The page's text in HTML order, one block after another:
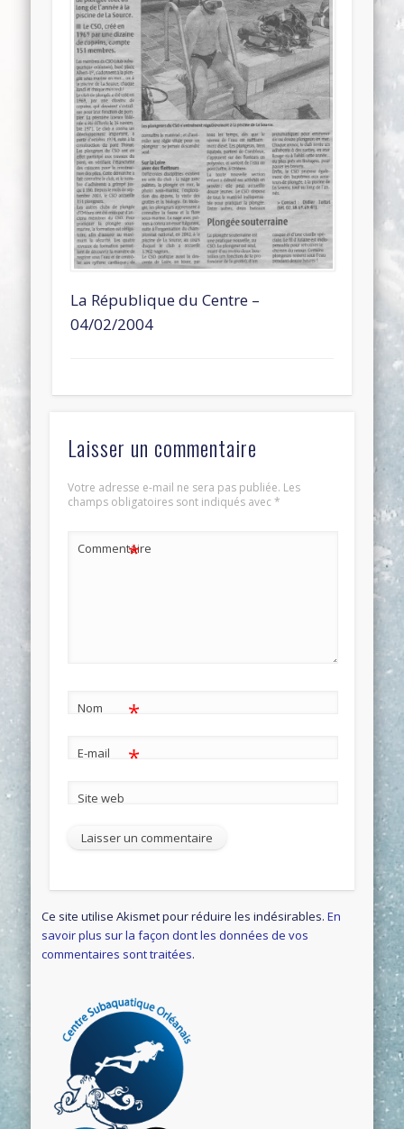
La République du Centre –
04/02/2004
Laisser un commentaire
Votre adresse e-mail ne sera pas publiée. Les
champs obligatoires sont indiqués avec*
Commentaire
*
Nom *
E-mail *
Site web
Ce site utilise Akismet pour réduire les indésirables.En
savoir plus sur la façon dont les données de vos
commentaires sont traitées.